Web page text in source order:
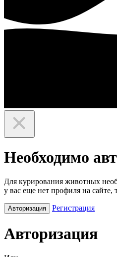
Необходимо
Для курирования животных
у вас еще нет профиля на сайте,
Авторизация Регистрация
Авторизация